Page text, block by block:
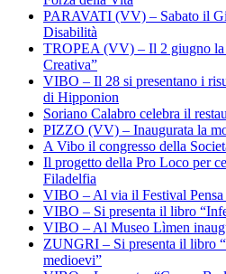
PARAVATI (VV) – Sabato il
Disabilità
TROPEA (VV) – Il 2 giugno la
Creativa”
VIBO – Il 28 si presentano i
di Hipponion
Soriano Calabro celebra il
PIZZO (VV) – Inaugurata la
A Vibo il congresso della
Il progetto della Pro Loco per
Filadelfia
VIBO – Al via il Festival Pensa
VIBO – Si presenta il libro
VIBO – Al Museo Lìmen
ZUNGRI – Si presenta il libro
medioevi”